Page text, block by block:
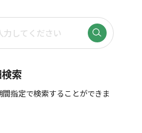
索
指定で検索することができま